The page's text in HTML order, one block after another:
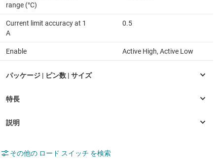
range (°C)
Current limit accuracy at 1
A
0.5
Enable Active High, Active Low
その他の ロード スイッチ を検索